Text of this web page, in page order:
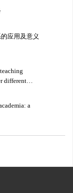
应用及意义
different
students
a